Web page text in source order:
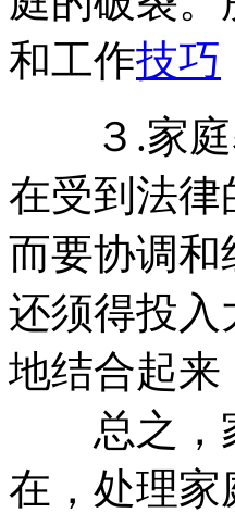
和工作技巧
３.家庭
在受到法律
而要协调和
还须得投入
地结合起来
总之，家
在，处理家